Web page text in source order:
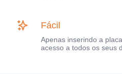
Fácil
Apenas inserindo a
acesso a todos os seus